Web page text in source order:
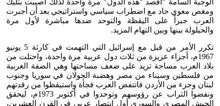
الوجبة السامة "أقصد "هذه الدول" مرة واحدة لذلك أصيبت بتلبك
ومغص معوي حاد مع اضطراب سياسي واستراتيجي بعد أن أجبرت
العرب جبراً على اليقظة والتوحد ضدها مباشرة لأول مرة
والحيلولة بينها وبين التهام المزيد.
تكرر الأمر من قبل مع إسرائيل التي التهمت في كارثة 5 يونيو
1967م، أجزاء عزيزة من ثلاث دول عربية مرة واحدة، واحتلت من
بلاد العرب مساحة تزيد على ضعف مساحتها وهي الضفة الغربية
من فلسطين وسيناء من مصر وهضبة الجولان في سوريا وجنوب
لبنان وجزء من الأردن فانتفض العرب فجأة واستيقظوا من رقدتهم
ونفضوا التراب عن رؤوسهم وتوحدوا في أكتوبر 1973م، ليحقق
الجيش المصري والسوري أول انتصار عربي في القرن العشرين،